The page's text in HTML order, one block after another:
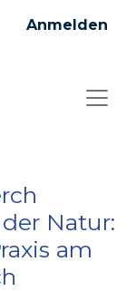
Anmelden
Natur:
am